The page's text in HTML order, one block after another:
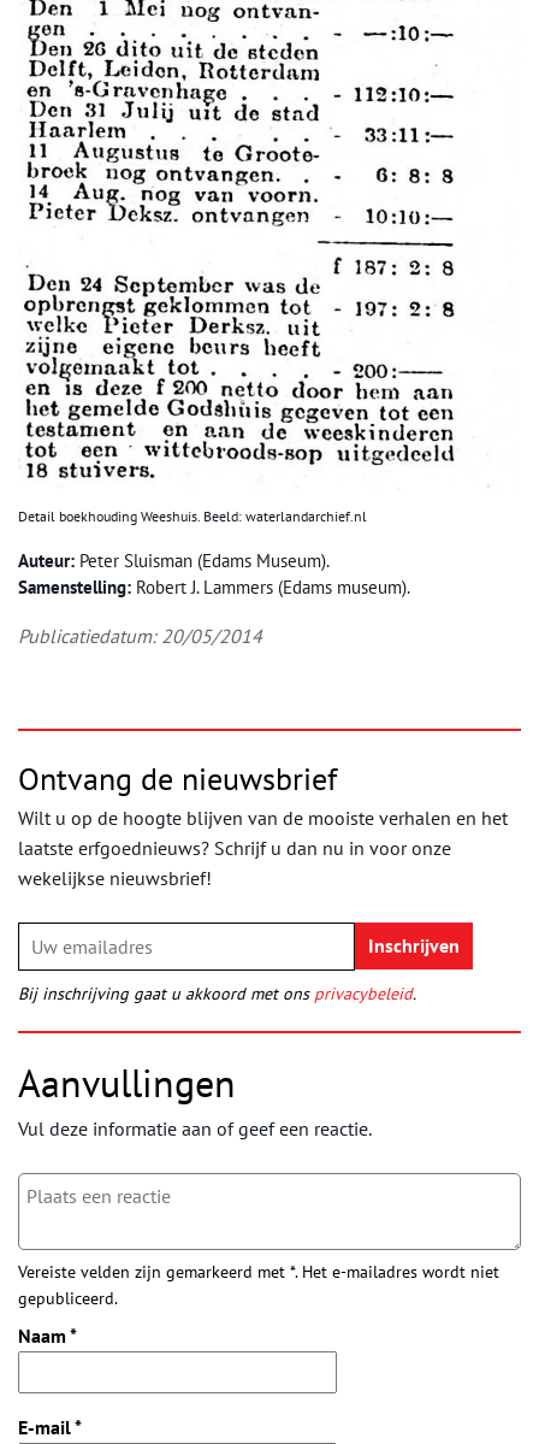
Detail boekhouding Weeshuis. Beeld: waterlandarchief.nl
Auteur: Peter Sluisman (Edams Museum).
Samenstelling: Robert J. Lammers (Edams museum).
Publicatiedatum: 20/05/2014
Ontvang de nieuwsbrief
Wilt u op de hoogte blijven van de mooiste verhalen en het
laatste erfgoednieuws? Schrijf u dan nu in voor onze
wekelijkse nieuwsbrief!
Bij inschrijving gaat u akkoord met ons privacybeleid.
Aanvullingen
Vul deze informatie aan of geef een reactie.
Vereiste velden zijn gemarkeerd met *. Het e-mailadres wordt niet
gepubliceerd.
Naam *
E-mail*